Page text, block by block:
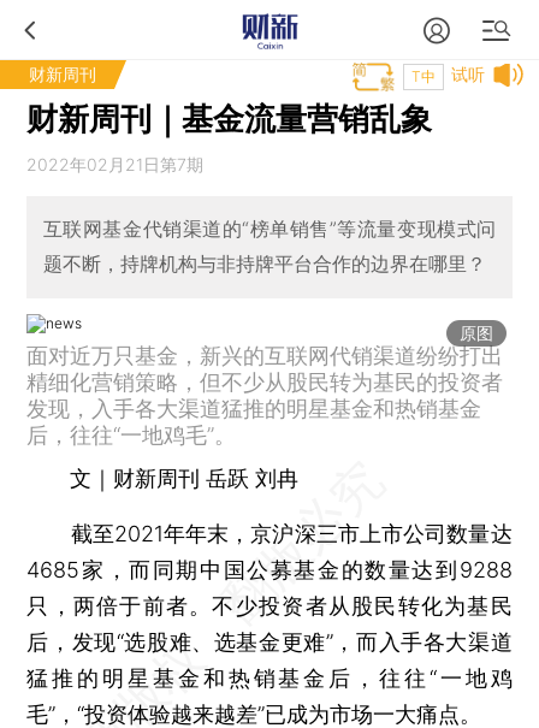
财新周刊 试听
T中
财新周刊｜基金流量营销乱象
2022年02月21日第7期
互联网基金代销渠道的“榜单销售”等流量变现模式问
题不断，持牌机构与非持牌平台合作的边界在哪里？
原图
面对近万只基金，新兴的互联网代销渠道纷纷打出
精细化营销策略，但不少从股民转为基民的投资者
发现，入手各大渠道猛推的明星基金和热销基金
后，往往“一地鸡毛”。
文｜财新周刊 岳跃 刘冉
截至2021年年末，京沪深三市上市公司数量达
4685家，而同期中国公募基金的数量达到9288
只，两倍于前者。不少投资者从股民转化为基民
后，发现“选股难、选基金更难”，而入手各大渠道
猛推的明星基金和热销基金后，往往“一地鸡
毛”，“投资体验越来越差”已成为市场一大痛点。